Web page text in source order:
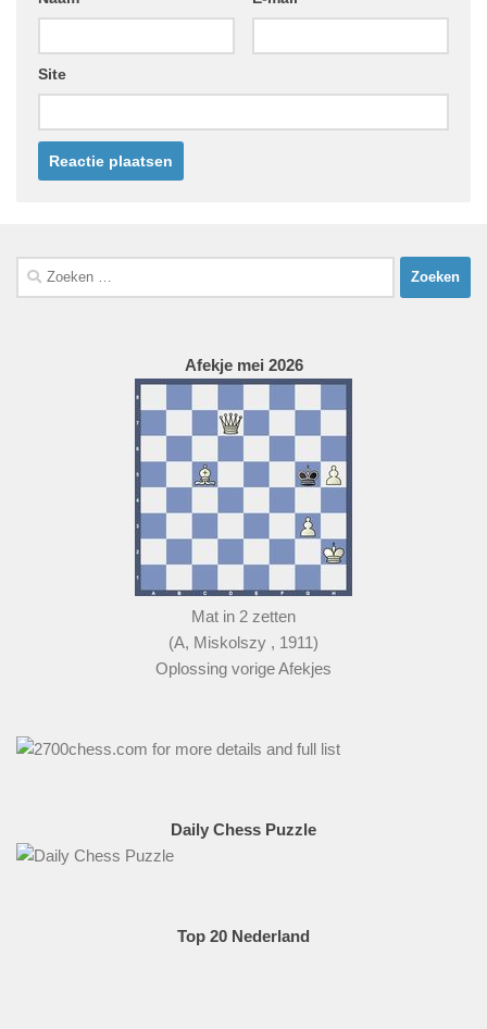
Site
Zoeken
naar:
Afekje mei 2026
Mat in 2 zetten
(A, Miskolszy , 1911)
Oplossing vorige Afekjes
Daily Chess Puzzle
Top 20 Nederland